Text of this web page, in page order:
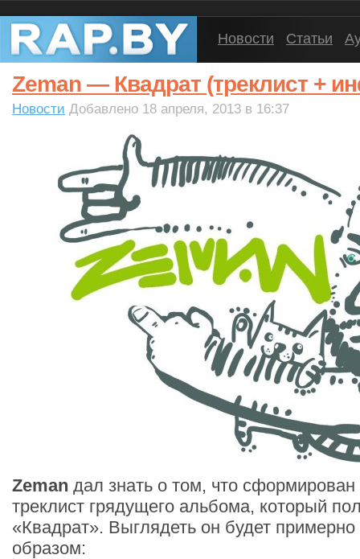
Новости Статьи
Zeman — Квадрат (треклист +
Новости Добавлено 18 апреля, 2013 в 16:37
Zeman дал знать о том, что сформирован
треклист грядущего альбома, который
«Квадрат». Выглядеть он будет
образом: